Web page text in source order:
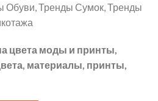
Обуви, Тренды Сумок, Тренды
цвета моды и принты,
материалы, принты,